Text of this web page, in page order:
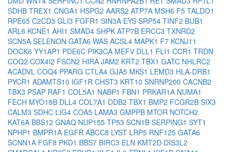
SDHB TREX1 CNGA1 HSPG2 AARS2 ATP7A MSH6 F5 TALDO1
RPE65 C2CD3 GLI3 FGFR1 SIN3A EYS SRP54 TINF2 BUB1
ARL6 KCNE1 AHI1 SMAD4 SHPK ATP7B ERCC3 TXNRD2
SCN5A SELENON GATA6 WAS ACSL4 MAPK1 F7 KCNJ11
DOCK6 YY1AP1 PDE6C PIK3CA MEFV DLL1 FLI1 CCR1 TRDN
COQ2 COX4I2 FSCN2 HIRA JAM2 KRT2 TBX1 GATC NHLRC2
ACADVL COQ4 PPARG CTLA4 GJA5 MKS1 LEMD3 HLA-DRB1
PYCR1 ADAMTS10 IGF1R CHST3 KRT10 SNRNP200 CACNB2
TBX3 PSAP RAF1 COL5A1 NABP1 FBN1 PRKAR1A NUMA1
FECH MYO18B DLL4 COL7A1 DDB2 TBX1 BMP2 FCGR2B SIX3
CALM3 SDHC LIG4 COA5 LAMA3 GMPPB MTOR NOTCH2
KAT6A BBS12 GNAQ NUP155 TP53 SCN1B SERPING1 SYT1
NPHP1 BMPR1A EGFR ABCC8 LYST LRP5 RNF125 GATA6
SCNN1A FGF8 PKD1 BBS7 BIRC3 ELN KMT2D DIS3L2